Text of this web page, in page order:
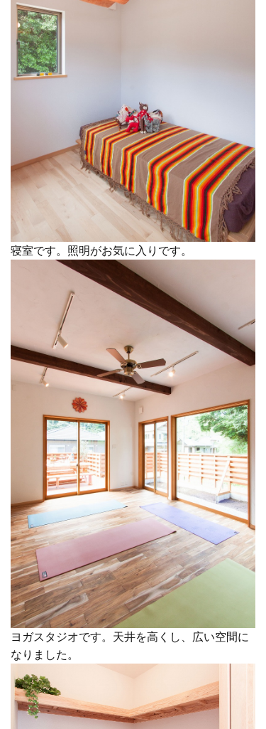
寝室です。照明がお気に入りです。
ヨガスタジオです。天井を高くし、広い空間に
なりました。